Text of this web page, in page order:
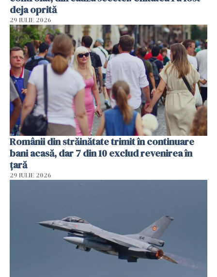
deja oprită
29 IULIE 2026
Românii din străinătate trimit în continuare
bani acasă, dar 7 din 10 exclud revenirea în
țară
29 IULIE 2026